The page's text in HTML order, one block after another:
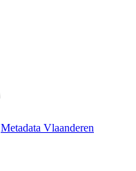
Metadata Vlaanderen